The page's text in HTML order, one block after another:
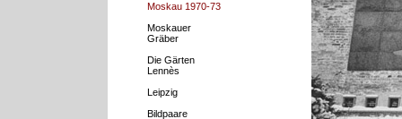
Moskau 1970-73
Moskauer
Gräber
Die Gärten
Lennès
Leipzig
Bildpaare